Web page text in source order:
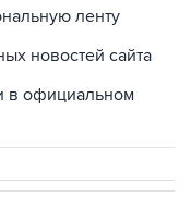
ленту
новостей сайта
в официальном